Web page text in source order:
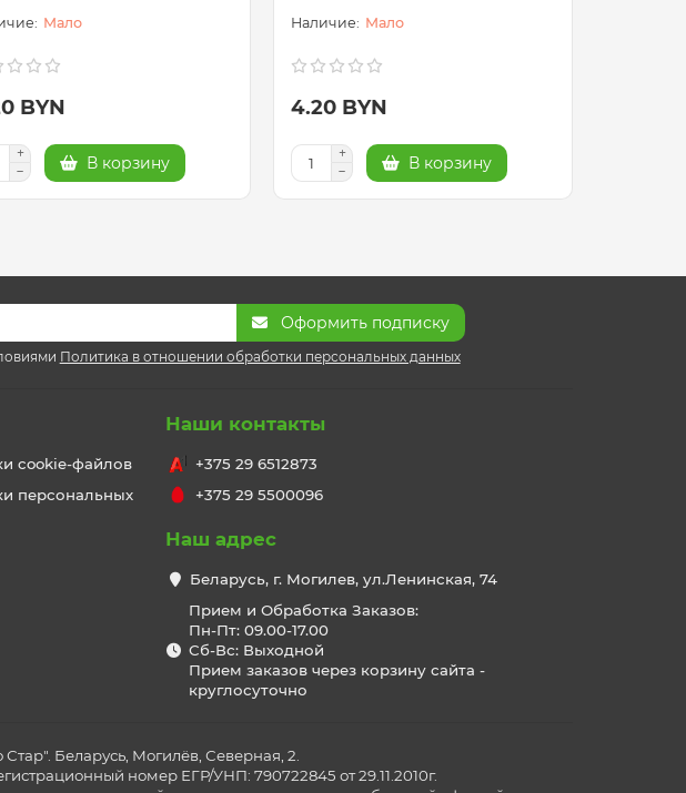
Мало
BYN
В корзину
Мало
4.20 BYN
В корзину
Оформить подписку
Политика в отношении обработки персональных данных
cookie-файлов
персональных
Наши контакты
+375 29 6512873
+375 29 5500096
Наш адрес
Беларусь, г. Могилев, ул.Ленинская, 74
Прием и Обработка Заказов:
Пн-Пт: 09.00-17.00
Сб-Вс: Выходной
Прием заказов через корзину сайта -
круглосуточно
Беларусь, Могилёв, Северная, 2.
номер ЕГР/УНП: 790722845 от 29.11.2010г.